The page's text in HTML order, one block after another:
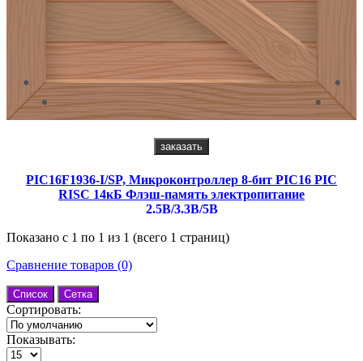
заказать
PIC16F1936-I/SP, Микроконтроллер 8-бит PIC16 PIC
RISC 14кБ Флэш-память электропитание
2.5В/3.3В/5В
Показано с 1 по 1 из 1 (всего 1 страниц)
Сравнение товаров (0)
Список Сетка
Сортировать:
Показывать: